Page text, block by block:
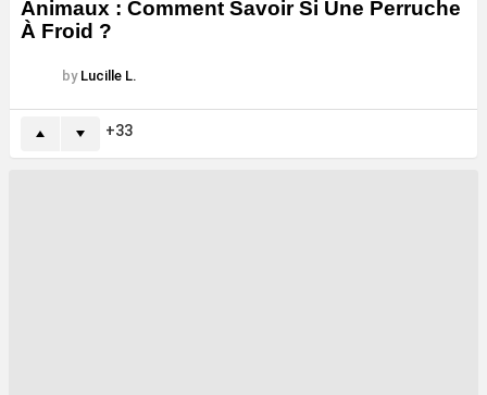
Animaux : Comment Savoir Si Une Perruche
À Froid ?
by Lucille L.
33